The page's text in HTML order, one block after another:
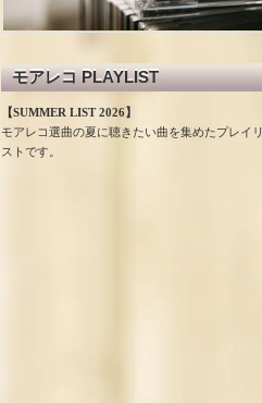
モアレコ PLAYLIST
【SUMMER LIST 2026】
モアレコ選曲の夏に聴きたい曲を集めたプレイリ
ストです。